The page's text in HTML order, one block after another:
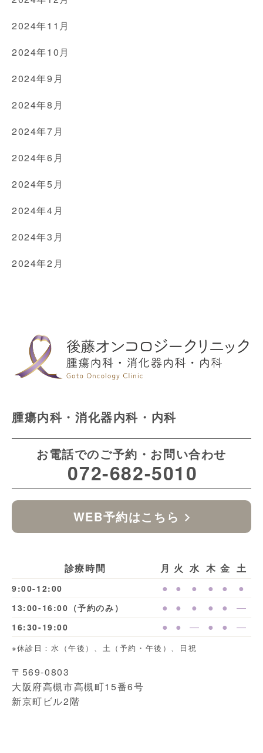
2024年11月
2024年10月
2024年9月
2024年8月
2024年7月
2024年6月
2024年5月
2024年4月
2024年3月
2024年2月
腫瘍内科・消化器内科・内科
お電話でのご予約・お問い合わせ
072-682-5010
WEB予約はこちら
診療時間 月 火 水 木 金 土
9:00-12:00 ● ● ● ● ● ●
13:00-16:00（予約のみ） ● ● ● ● ● ―
16:30-19:00 ● ● ― ● ● ―
※休診日：水（午後）、土（予約・午後）、日祝
〒569-0803
大阪府高槻市高槻町15番6号
新京町ビル2階